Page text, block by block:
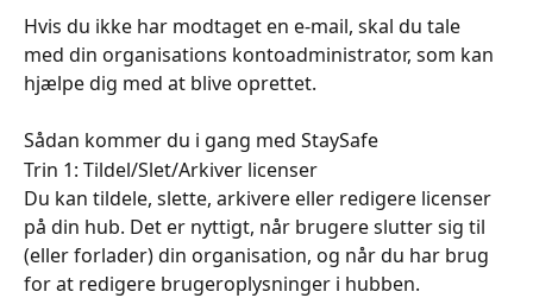
Hvis du ikke har modtaget en e-mail, skal du tale
med din organisations kontoadministrator, som kan
hjælpe dig med at blive oprettet.
Sådan kommer du i gang med StaySafe
Trin 1: Tildel/Slet/Arkiver licenser
Du kan tildele, slette, arkivere eller redigere licenser
på din hub. Det er nyttigt, når brugere slutter sig til
(eller forlader) din organisation, og når du har brug
for at redigere brugeroplysninger i hubben.